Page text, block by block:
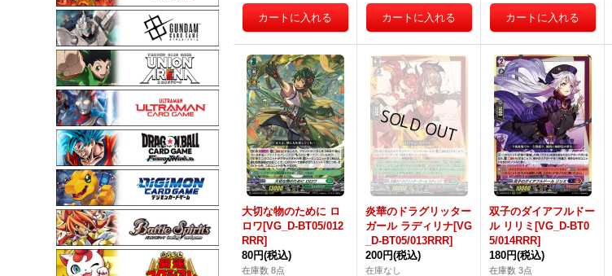
大切な物のために ロ
ロワ[VG_D-BT05/012
RRR]
80円(税込)
在庫数 8点
炎華のドラグリッター
ガール ラディリナ[VG
_D-BT05/013RRR]
200円(税込)
在庫なし
双子のダイアフルドー
ル リリミ[VG_D-BT0
5/014RRR]
180円(税込)
在庫数 3点